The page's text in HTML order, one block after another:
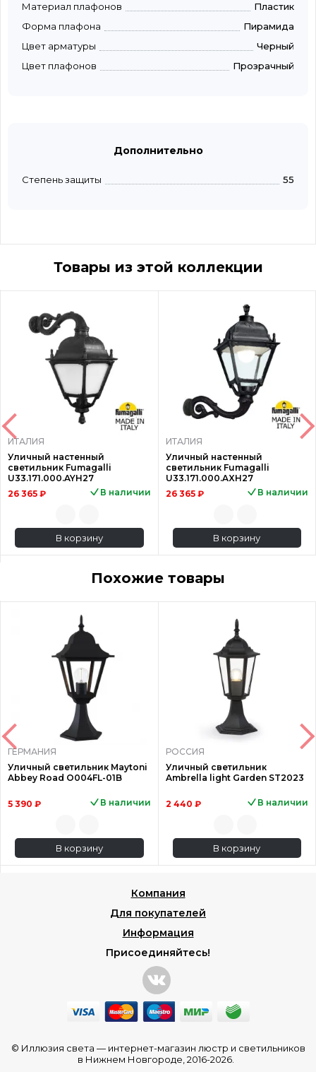
Материал плафонов
Пластик
Форма плафона
Пирамида
Цвет арматуры
Черный
Цвет плафонов
Прозрачный
Дополнительно
Степень защиты 55
Товары из этой коллекции
ИТАЛИЯ
Уличный настенный
светильник Fumagalli
U33.171.000.AYH27
26 365 ₽
В наличии
В корзину
ИТАЛИЯ
Уличный настенный
светильник Fumagalli
U33.171.000.AXH27
26 365 ₽
В наличии
В корзину
Похожие товары
ГЕРМАНИЯ
Уличный светильник Maytoni
Abbey Road O004FL-01B
5 390 ₽ В наличии
В корзину
РОССИЯ
Уличный светильник
Ambrella light Garden ST2023
2 440 ₽ В наличии
В корзину
Компания
Для покупателей
Информация
Присоединяйтесь!
© Иллюзия света — интернет-магазин люстр и светильников
в Нижнем Новгороде , 2016-2026.